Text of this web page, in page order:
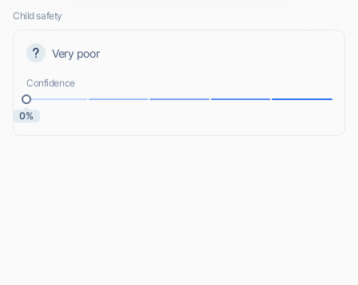
Child safety
Very poor
Confidence
0%